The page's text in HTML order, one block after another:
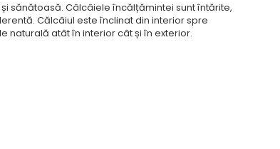
sănătoasă. Câlcâiele încălțămintei sunt întărite,
Călcâiul este înclinat din interior spre
naturală atât în interior cât și în exterior.